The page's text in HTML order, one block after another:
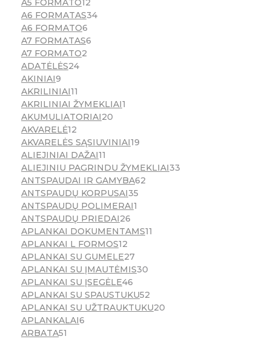
A5 FORMATO12
A6 FORMATAS34
A6 FORMATO6
A7 FORMATAS6
A7 FORMATO2
ADATĖLĖS24
AKINIAI9
AKRILINIAI11
AKRILINIAI ŽYMEKLIAI1
AKUMULIATORIAI20
AKVARELĖ12
AKVARELĖS SĄSIUVINIAI19
ALIEJINIAI DAŽAI11
ALIEJINIU PAGRINDU ŽYMEKLIAI33
ANTSPAUDAI IR GAMYBA62
ANTSPAUDŲ KORPUSAI35
ANTSPAUDŲ POLIMERAI1
ANTSPAUDŲ PRIEDAI26
APLANKAI DOKUMENTAMS11
APLANKAI L FORMOS12
APLANKAI SU GUMELE27
APLANKAI SU ĮMAUTĖMIS30
APLANKAI SU ĮSEGĖLE46
APLANKAI SU SPAUSTUKU52
APLANKAI SU UŽTRAUKTUKU20
APLANKALAI6
ARBATA51